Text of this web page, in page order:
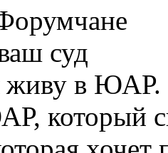
суд
живу в ЮАР.
который